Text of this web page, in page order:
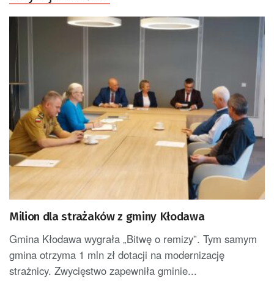
Milion dla strażaków z gminy Kłodawa
Gmina Kłodawa wygrała „Bitwę o remizy”. Tym samym
gmina otrzyma 1 mln zł dotacji na modernizację
strażnicy. Zwycięstwo zapewniła gminie...